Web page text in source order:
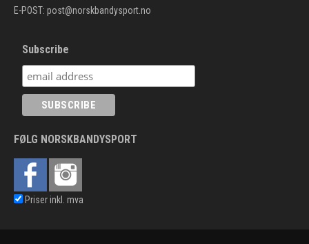
E-POST: post@norskbandysport.no
Subscribe
FØLG NORSKBANDYSPORT
Priser inkl. mva